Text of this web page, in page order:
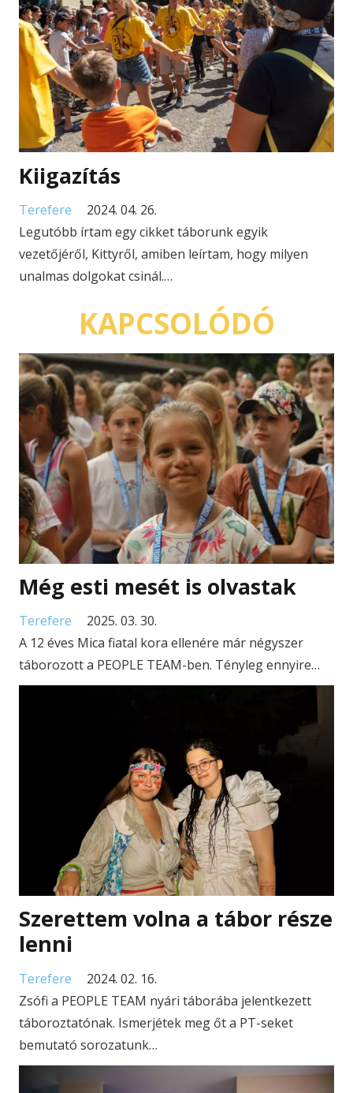
Kiigazítás
Terefere
2024. 04. 26.
Legutóbb írtam egy cikket táborunk egyik
vezetőjéről, Kittyről, amiben leírtam, hogy milyen
unalmas dolgokat csinál.…
KAPCSOLÓDÓ
Még esti mesét is olvastak
Terefere
2025. 03. 30.
A 12 éves Mica fiatal kora ellenére már négyszer
táborozott a PEOPLE TEAM-ben. Tényleg ennyire…
Szerettem volna a tábor része
lenni
Terefere
2024. 02. 16.
Zsófi a PEOPLE TEAM nyári táborába jelentkezett
táboroztatónak. Ismerjétek meg őt a PT-seket
bemutató sorozatunk…